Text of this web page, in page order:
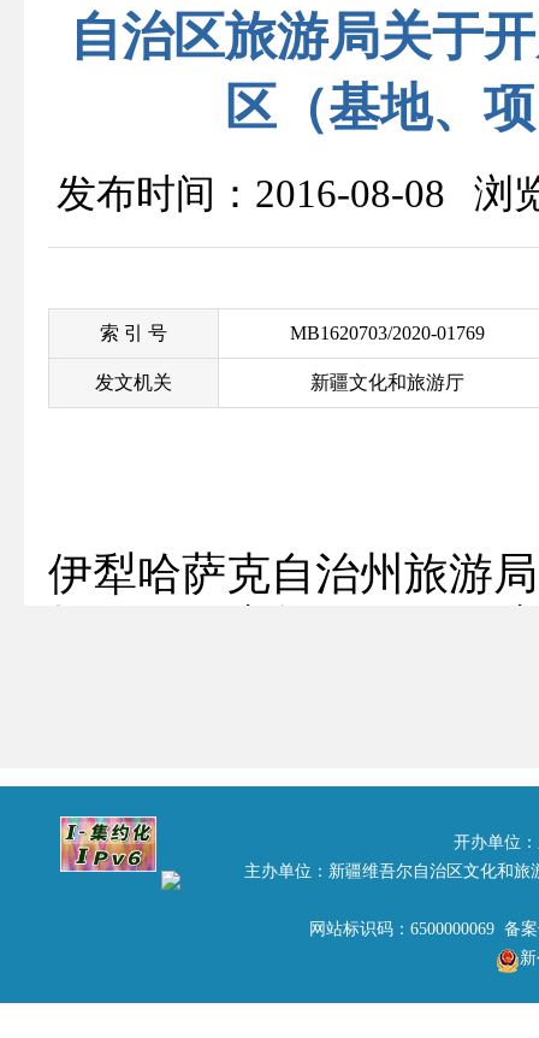
自治区旅游局关于
区（基地、
发布时间：2016-08-08 浏
索 引 号 MB1620703/2020-01769
发文机关 新疆文化和旅游厅
伊犁哈萨克自治州旅游
旅游业改革发展的若干
要（2016-2030年）
（2015-2020）》文件
于进一步促进旅游投资
局国家中医药管理局关
开办单位
主办单位：新疆维吾尔自治区文化和
网站标识码：6500000069 备